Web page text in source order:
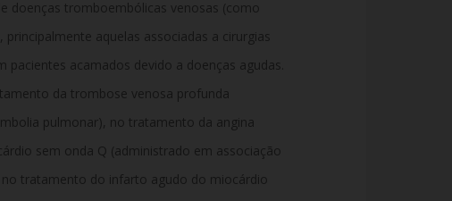
doenças tromboembólicas venosas (como
principalmente aquelas associadas a cirurgias
pacientes acamados devido a doenças agudas.
da trombose venosa profunda
pulmonar), no tratamento da angina
sem onda Q (administrado em associação
no tratamento do infarto agudo do miocárdio